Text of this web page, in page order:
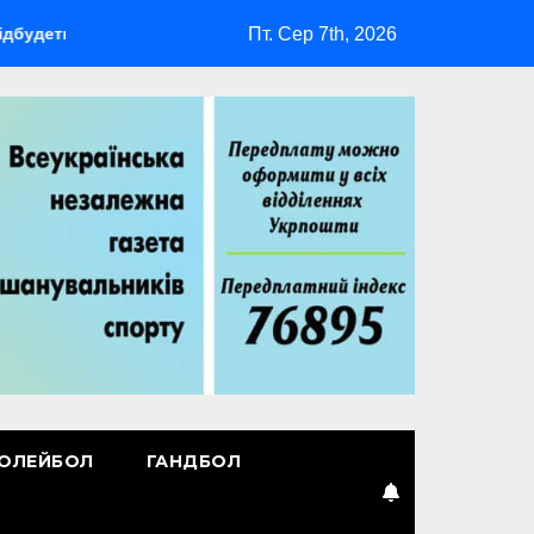
мультиспортивний табір ГАРТ 2026 – як долучитися
Пт. Сер 7th, 2026
ГАНДБОЛ